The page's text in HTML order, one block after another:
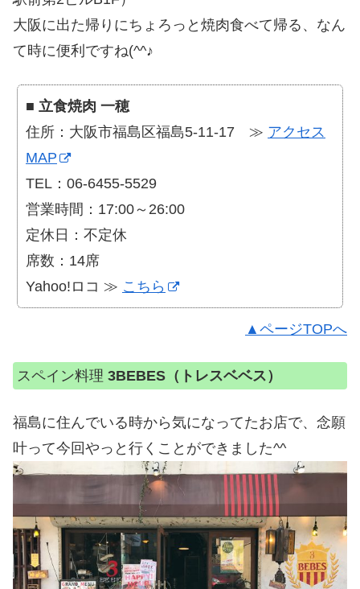
大阪に出た帰りにちょろっと焼肉食べて帰る、なん
て時に便利ですね(^^♪
■ 立食焼肉 一穂
住所：大阪市福島区福島5-11-17 ≫ アクセス
MAP
TEL：06-6455-5529
営業時間：17:00～26:00
定休日：不定休
席数：14席
Yahoo!ロコ ≫ こちら
▲ページTOPへ
スペイン料理 3BEBES（トレスベベス）
福島に住んでいる時から気になってたお店で、念願
叶って今回やっと行くことができました^^